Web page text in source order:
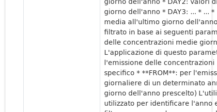
giorno dell'anno * DAY3: ... * ...
media all'ultimo giorno
filtrato in base ai seguenti
delle concentrazioni medie
L'applicazione di questo
l'emissione delle
specifico * **FROM**: per
giornaliere di un determinato
giorno dell'anno prescelto)
utilizzato per identificare